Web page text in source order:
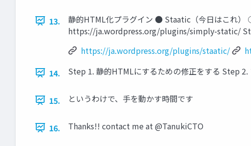
13.
静的HTML化プラグイン ● Staatic（今日はこ
https://ja.wordpress.org/plugins/simply-static/
https://ja.wordpress.org/plugins/staatic/
14.
Step 1. 静的HTMLにするための修正をする Step
15. というわけで、手を動かす時間です
16. Thanks!! contact me at @TanukiCTO